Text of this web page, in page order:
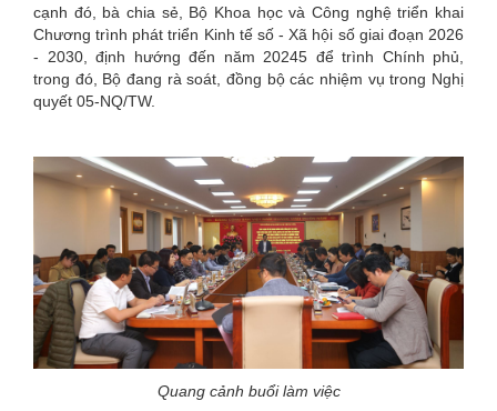
cạnh đó, bà chia sẻ, Bộ Khoa học và Công nghệ triển khai
Chương trình phát triển Kinh tế số - Xã hội số giai đoạn 2026
- 2030, định hướng đến năm 20245 để trình Chính phủ,
trong đó, Bộ đang rà soát, đồng bộ các nhiệm vụ trong Nghị
quyết 05-NQ/TW.
Quang cảnh buổi làm việc